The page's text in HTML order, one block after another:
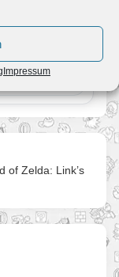
Impressum
ein paar
im November…
of Zelda: Link’s